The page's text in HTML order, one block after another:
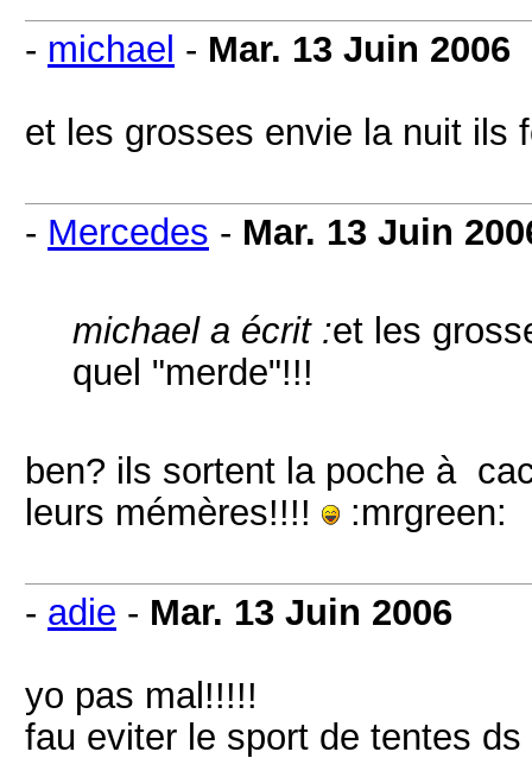
- michael - Mar. 13 Juin 2006
et les grosses envie la nuit ils
- Mercedes - Mar. 13 Juin
michael a écrit :et les
quel "merde"!!!
ben? ils sortent la poche à
leurs mémères!!!!
:mrgreen:
- adie - Mar. 13 Juin 2006
yo pas mal!!!!!
fau eviter le sport de tentes